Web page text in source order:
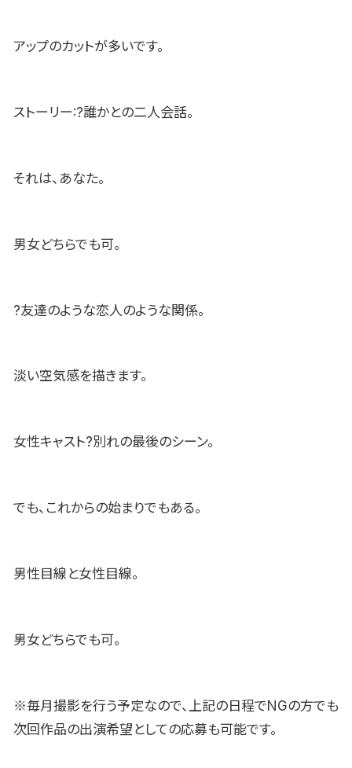
アップのカットが多いです。
ストーリー:?誰かとの二人会話。
それは、あなた。
男女どちらでも可。
?友達のような恋人のような関係。
淡い空気感を描きます。
女性キャスト?別れの最後のシーン。
でも、これからの始まりでもある。
男性目線と女性目線。
男女どちらでも可。
※毎月撮影を行う予定なので、上記の日程でNGの方でも
次回作品の出演希望としての応募も可能です。